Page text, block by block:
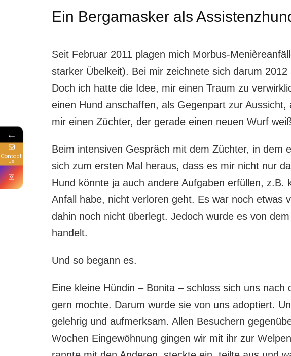
Ein Bergamasker als
Seit Februar 2011 plagen mich Morbus-
starker Übelkeit). Bei mir zeichnete sich darum
Doch ich hatte die Idee, mir einen Traum zu
einen Hund anschaffen, als Gegenpart zur
mir einen Züchter, der gerade einen neuen Wurf
Beim intensiven Gespräch mit dem Züchter, in dem
sich zum ersten Mal heraus, dass es mir nicht nur
Hund könnte ja auch andere Aufgaben erfüllen,
Anfall habe, nicht verloren geht. Es war noch etwas
dahin noch nicht überlegt. Jedoch wurde es von
handelt.
Und so begann es.
Eine kleine Hündin – Bonita – schloss sich uns
gern mochte. Darum wurde sie von uns adoptiert.
gelehrig und aufmerksam. Allen Besuchern
Wochen Eingewöhnung gingen wir mit ihr zur
←
Contact
Us